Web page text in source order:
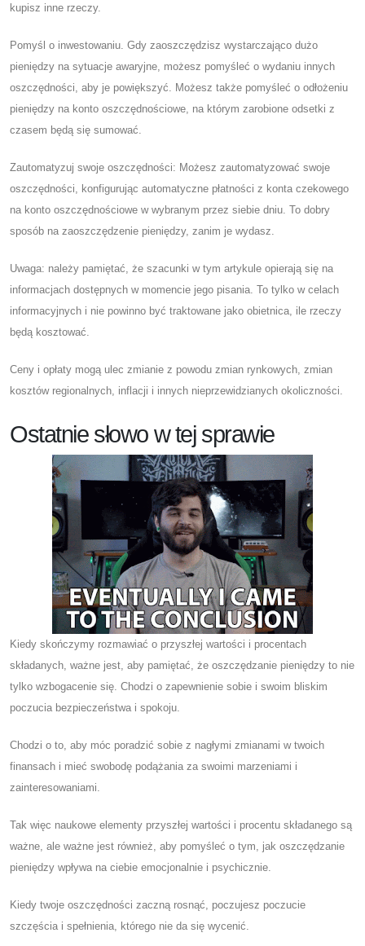
kupisz inne rzeczy.
Pomyśl o inwestowaniu. Gdy zaoszczędzisz wystarczająco dużo
pieniędzy na sytuacje awaryjne, możesz pomyśleć o wydaniu innych
oszczędności, aby je powiększyć. Możesz także pomyśleć o odłożeniu
pieniędzy na konto oszczędnościowe, na którym zarobione odsetki z
czasem będą się sumować.
Zautomatyzuj swoje oszczędności: Możesz zautomatyzować swoje
oszczędności, konfigurując automatyczne płatności z konta czekowego
na konto oszczędnościowe w wybranym przez siebie dniu. To dobry
sposób na zaoszczędzenie pieniędzy, zanim je wydasz.
Uwaga: należy pamiętać, że szacunki w tym artykule opierają się na
informacjach dostępnych w momencie jego pisania. To tylko w celach
informacyjnych i nie powinno być traktowane jako obietnica, ile rzeczy
będą kosztować.
Ceny i opłaty mogą ulec zmianie z powodu zmian rynkowych, zmian
kosztów regionalnych, inflacji i innych nieprzewidzianych okoliczności.
Ostatnie słowo w tej sprawie
Kiedy skończymy rozmawiać o przyszłej wartości i procentach
składanych, ważne jest, aby pamiętać, że oszczędzanie pieniędzy to nie
tylko wzbogacenie się. Chodzi o zapewnienie sobie i swoim bliskim
poczucia bezpieczeństwa i spokoju.
Chodzi o to, aby móc poradzić sobie z nagłymi zmianami w twoich
finansach i mieć swobodę podążania za swoimi marzeniami i
zainteresowaniami.
Tak więc naukowe elementy przyszłej wartości i procentu składanego są
ważne, ale ważne jest również, aby pomyśleć o tym, jak oszczędzanie
pieniędzy wpływa na ciebie emocjonalnie i psychicznie.
Kiedy twoje oszczędności zaczną rosnąć, poczujesz poczucie
szczęścia i spełnienia, którego nie da się wycenić.